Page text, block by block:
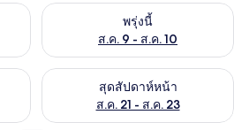
นคืนนี้ ส.ค. 8 - ส.ค. 9พรุ่งนี้
ส.ค. 9 - ส.ค. 10
ตรวจสอบจำนวนห้องพักว่างใน
นสุดสัปดาห์นี้ ส.ค. 14 - ส.ค. 16
สุดสัปดาห์หน้า
ส.ค. 21 - ส.ค. 23
ตรวจสอบจำนวนห้องพักว่างใน